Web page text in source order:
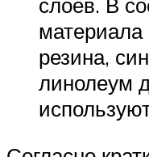
материала
резина,
линолеум